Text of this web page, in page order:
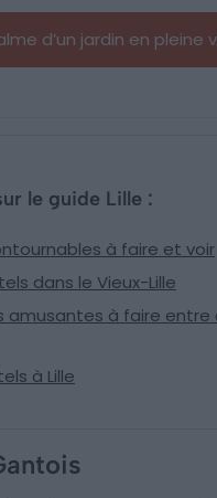
d’un jardin en pleine
le guide Lille :
à faire et voir
dans le Vieux-Lille
amusantes à faire entre
à Lille